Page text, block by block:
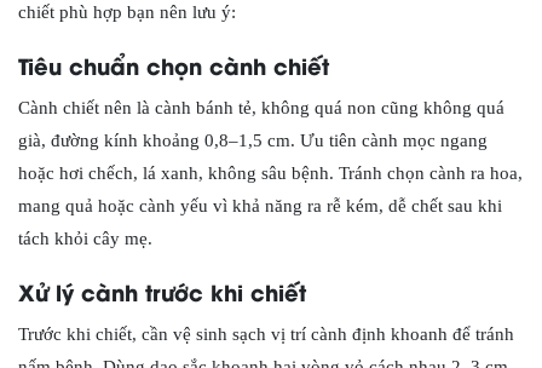
chiết phù hợp bạn nên lưu ý:
Tiêu chuẩn chọn cành chiết
Cành chiết nên là cành bánh tẻ, không quá non cũng không quá
già, đường kính khoảng 0,8–1,5 cm. Ưu tiên cành mọc ngang
hoặc hơi chếch, lá xanh, không sâu bệnh. Tránh chọn cành ra hoa,
mang quả hoặc cành yếu vì khả năng ra rễ kém, dễ chết sau khi
tách khỏi cây mẹ.
Xử lý cành trước khi chiết
Trước khi chiết, cần vệ sinh sạch vị trí cành định khoanh để tránh